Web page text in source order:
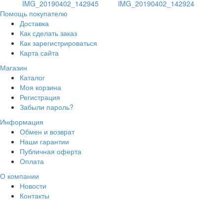
Помощь покупателю
Доставка
Как сделать заказ
Как зарегистрироваться
Карта сайта
Магазин
Каталог
Моя корзина
Регистрация
Забыли пароль?
Информация
Обмен и возврат
Наши гарантии
Публичная оферта
Оплата
О компании
Новости
Контакты